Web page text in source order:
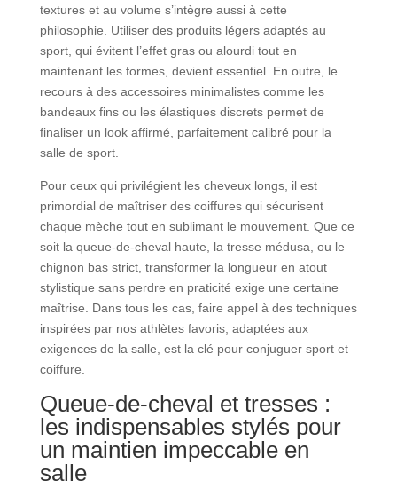
textures et au volume s’intègre aussi à cette
philosophie. Utiliser des produits légers adaptés au
sport, qui évitent l’effet gras ou alourdi tout en
maintenant les formes, devient essentiel. En outre, le
recours à des accessoires minimalistes comme les
bandeaux fins ou les élastiques discrets permet de
finaliser un look affirmé, parfaitement calibré pour la
salle de sport.
Pour ceux qui privilégient les cheveux longs, il est
primordial de maîtriser des coiffures qui sécurisent
chaque mèche tout en sublimant le mouvement. Que ce
soit la queue-de-cheval haute, la tresse médusa, ou le
chignon bas strict, transformer la longueur en atout
stylistique sans perdre en praticité exige une certaine
maîtrise. Dans tous les cas, faire appel à des techniques
inspirées par nos athlètes favoris, adaptées aux
exigences de la salle, est la clé pour conjuguer sport et
coiffure.
Queue-de-cheval et tresses :
les indispensables stylés pour
un maintien impeccable en
salle